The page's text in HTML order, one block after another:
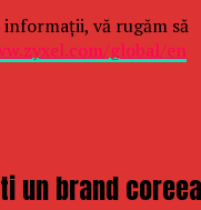
vă rugăm să
global/en
un brand